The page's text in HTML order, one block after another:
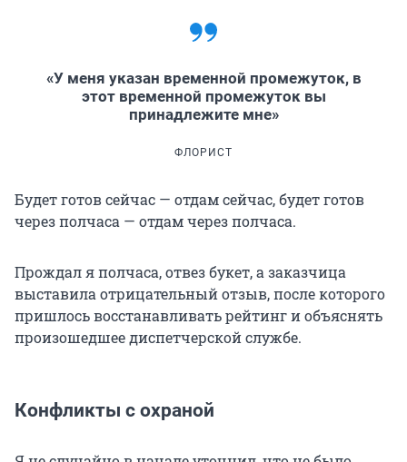
«У меня указан временной промежуток, в
этот временной промежуток вы
принадлежите мне»
ФЛОРИСТ
Будет готов сейчас — отдам сейчас, будет готов
через полчаса — отдам через полчаса.
Прождал я полчаса, отвез букет, а заказчица
выставила отрицательный отзыв, после которого
пришлось восстанавливать рейтинг и объяснять
произошедшее диспетчерской службе.
Конфликты с охраной